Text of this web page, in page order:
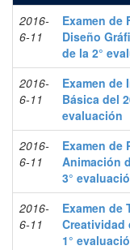
2016-
6-11
Examen de
Diseño
de la 2°
2016-
6-11
Examen de
Básica del
evaluación
2016-
6-11
Examen de
Animación
3°
2016-
6-11
Examen de
Creatividad
1°